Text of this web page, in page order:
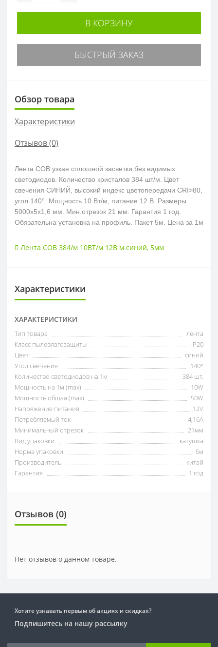
В КОРЗИНУ
БЫСТРЫЙ ЗАКАЗ
Обзор товара
Характеристики
Отзывов (0)
Лента COB узкая сплошной засветки без видимых
светодиодов. Количество кристалов 384 шт/м. Цвет
свечения СИНИЙ, высокий индекс цветопередачи CRI>80,
угол 140°. Мощность 10 Вт/м, питание 12 В. Размеры
5000х5х1,6 мм. Мин.отрезок 21 мм. Гарантия 1 год.
Обязательна установка на профиль. Пакет 5м. Цена за 1м
Лента COB 384/м 10ВТ/м 12В м синий, 5мм
Характеристики
ХАРАКТЕРИСТИКИ
Тип товара
лента
Класс пылевлагозащиты
IP20
Цвет
синий
Угол свечения
140°
Количество светодиодов на 1м
384 шт.
Мощность на 1м (max)
10W
Мощность общая (max)
50W
Напряжение питания
12V
Потребляемый ток
4,16А
Минимальный отрезок
21мм
Вид упаковки
катушка
Норма упаковки
5м
Производитель
китай
Гарантия
1 год
Отзывов (0)
Нет отзывов о данном товаре.
Хотите узнавать первым об акциях и скидках?
Подпишитесь на нашу рассылку